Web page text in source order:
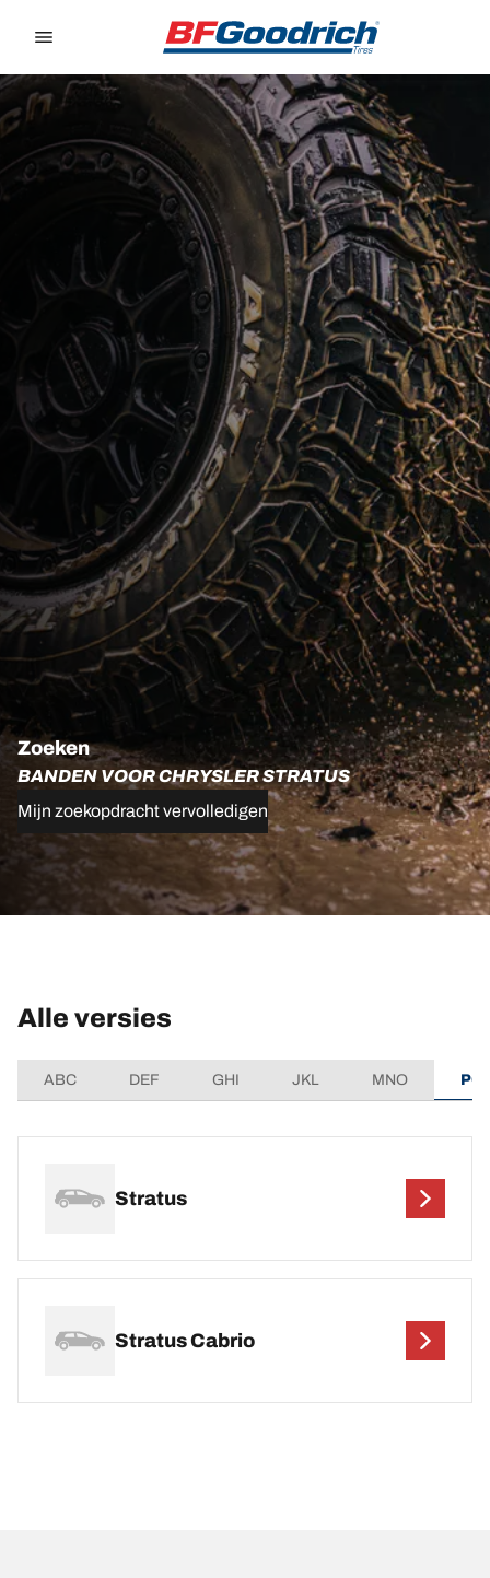
Zoeken
BANDEN VOOR CHRYSLER STRATUS
Mijn zoekopdracht vervolledigen
Alle versies
ABC DEF GHI JKL MNO
Stratus
Stratus Cabrio